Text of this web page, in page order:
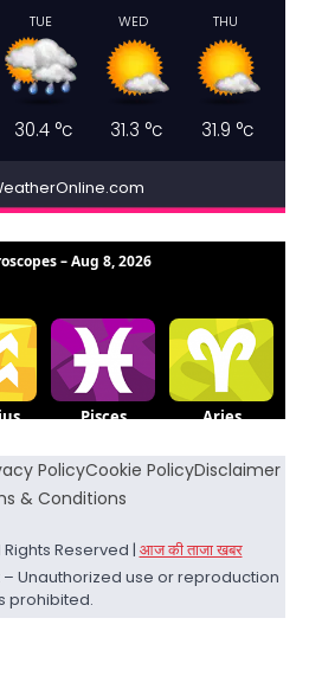
TUE
30.4 °c
WED
31.3 °c
THU
31.9 °c
PolicyCookie PolicyDisclaimer
& Conditions
Reserved | आज की ताजा खबर
Unauthorized use or reproduction
prohibited.